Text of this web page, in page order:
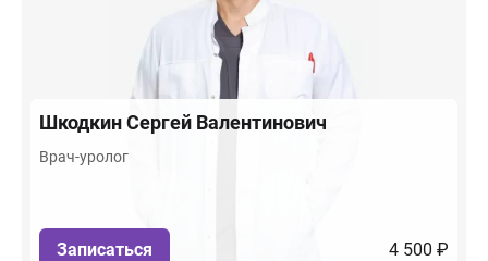
ШкодкинСергей Валентинович
Врач-уролог
Записаться 4 500 ₽